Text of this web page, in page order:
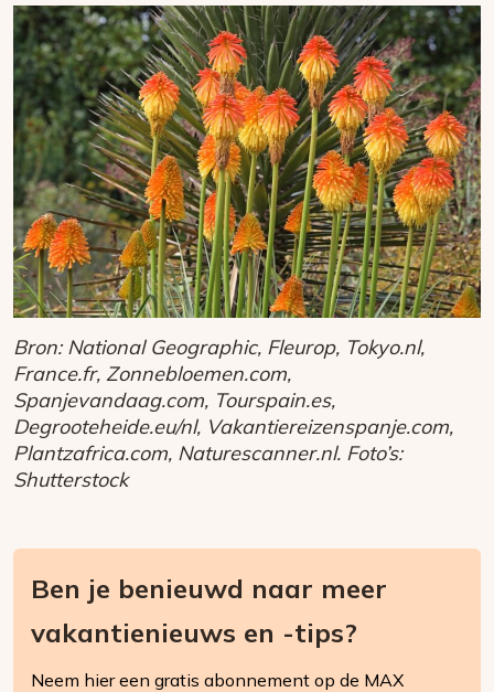
Bron: National Geographic, Fleurop, Tokyo.nl,
France.fr, Zonnebloemen.com,
Spanjevandaag.com, Tourspain.es,
Degrooteheide.eu/nl, Vakantiereizenspanje.com,
Plantzafrica.com, Naturescanner.nl. Foto’s:
Shutterstock
Ben je benieuwd naar meer
vakantienieuws en -tips?
Neem hier een gratis abonnement op de MAX